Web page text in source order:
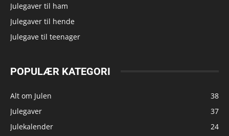
Julegaver til ham
Julegaver til hende
Julegave til teenager
POPULÆR KATEGORI
Alt om Julen
38
Julegaver
37
Julekalender
24